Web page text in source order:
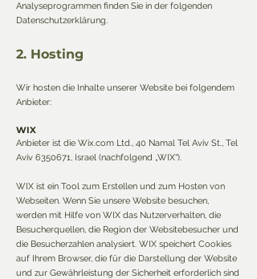
Analyseprogrammen finden Sie in der folgenden
Datenschutzerklärung.
2. Hosting
Wir hosten die Inhalte unserer Website bei folgendem
Anbieter:
WIX
Anbieter ist die Wix.com Ltd., 40 Namal Tel Aviv St., Tel
Aviv 6350671, Israel (nachfolgend „WIX“).
WIX ist ein Tool zum Erstellen und zum Hosten von
Webseiten. Wenn Sie unsere Website besuchen,
werden mit Hilfe von WIX das Nutzerverhalten, die
Besucherquellen, die Region der Websitebesucher und
die Besucherzahlen analysiert. WIX speichert Cookies
auf Ihrem Browser, die für die Darstellung der Website
und zur Gewährleistung der Sicherheit erforderlich sind